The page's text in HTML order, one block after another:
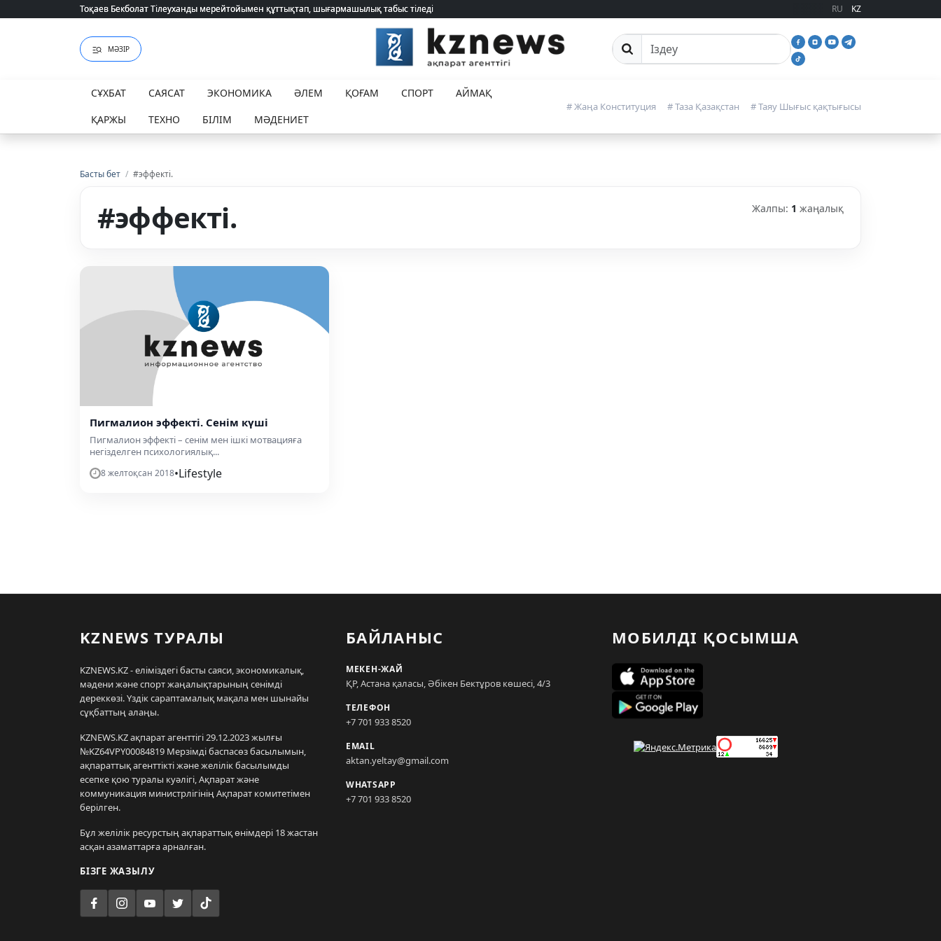
Тоқаев Бекболат Тілеуханды мерейтойымен құттықтап, шығармашылық табыс тіледі
Тоқаев Бекболат Тілеуханды мерейтойымен құттықтап, шығармашылық табыс тіледі RU KZ
МӘЗІР Сайттан іздеу
СҰХБАТ САЯСАТ ЭКОНОМИКА ӘЛЕМ ҚОҒАМ СПОРТ
АЙМАҚ
ҚАРЖЫ
ТЕХНО БІЛІМ МӘДЕНИЕТ
# Жаңа Конституция # Таза Қазақстан # Таяу Шығыс қақтығысы
Басты бет / #эффекті.
#эффекті. Жалпы: 1 жаңалық
Пигмалион эффекті. Сенім күші
Пигмалион эффекті – сенім мен ішкі мотвацияға
негізделген психологиялық...
8 желтоқсан 2018•Lifestyle
KZNEWS ТУРАЛЫ
KZNEWS.KZ - еліміздегі басты саяси, экономикалық,
мәдени және спорт жаңалықтарының сенімді
дереккөзі. Үздік сараптамалық мақала мен шынайы
сұқбаттың алаңы.
KZNEWS.KZ ақпарат агенттігі 29.12.2023 жылғы
№KZ64VPY00084819 Мерзімді баспасөз басылымын,
ақпараттық агенттікті және желілік басылымды
есепке қою туралы куәлігі, Ақпарат және
коммуникация министрлігінің Ақпарат комитетімен
берілген.
Бұл желілік ресурстың ақпараттық өнімдері 18 жастан
асқан азаматтарға арналған.
БІЗГЕ ЖАЗЫЛУ
БАЙЛАНЫС
МЕКЕН-ЖАЙ
ҚР, Астана қаласы, Әбікен Бектұров көшесі, 4/3
ТЕЛЕФОН
+7 701 933 8520
EMAIL
aktan.yeltay@gmail.com
WHATSAPP
+7 701 933 8520
МОБИЛДІ ҚОСЫМША